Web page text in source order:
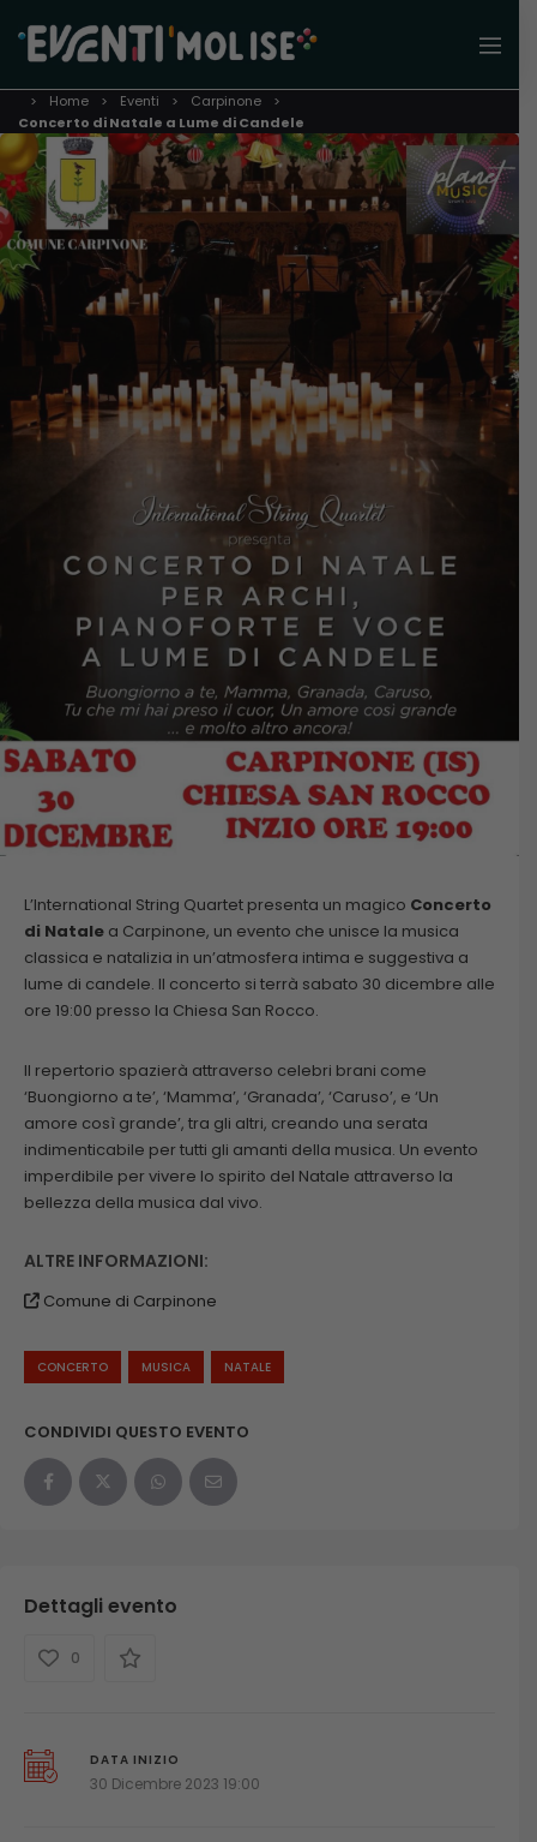
Home Eventi
Carpinone
Concerto di Natale a Lume di Candele
L’International String Quartet presenta un magico Concerto
di Natale a Carpinone, un evento che unisce la musica
classica e natalizia in un’atmosfera intima e suggestiva a
lume di candele. Il concerto si terrà sabato 30 dicembre alle
ore 19:00 presso la Chiesa San Rocco.
Il repertorio spazierà attraverso celebri brani come
‘Buongiorno a te’, ‘Mamma’, ‘Granada’, ‘Caruso’, e ‘Un
amore così grande’, tra gli altri, creando una serata
indimenticabile per tutti gli amanti della musica. Un evento
imperdibile per vivere lo spirito del Natale attraverso la
bellezza della musica dal vivo.
ALTRE INFORMAZIONI:
Comune di Carpinone
CONCERTO MUSICA NATALE
CONDIVIDI QUESTO EVENTO
Dettagli evento
0
DATA INIZIO
30 Dicembre 2023 19:00